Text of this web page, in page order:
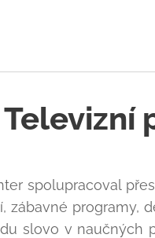
Televizní
spolupracoval
zábavné programy,
slovo v naučných